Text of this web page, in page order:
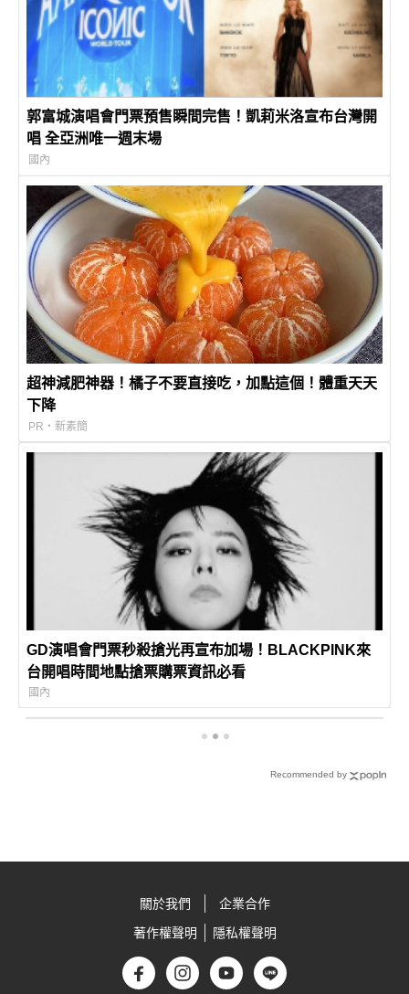
郭富城演唱會門票預售瞬間完售！凱莉米洛宣布台灣開
唱 全亞洲唯一週末場
國內
超神減肥神器！橘子不要直接吃，加點這個！體重天天
下降
PR・新素簡
GD演唱會門票秒殺搶光再宣布加場！BLACKPINK來
台開唱時間地點搶票購票資訊必看
國內
Recommended by
關於我們
企業合作
著作權聲明
隱私權聲明